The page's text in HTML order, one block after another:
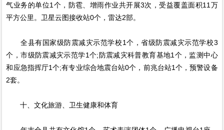
气业务的单位1个，防雹、增雨作业共开展3次，受益覆盖面积11万
平方公里。卫星云图接收站0个，雷达2部。
全县有国家级防震减灾示范学校1个，省级防震减灾示范学校3
个，市级防震减灾示范学1个;防震减灾科普教育基地1个，监测中心
和应急指挥厅1个;有专业综合地震台站0个，前兆台站1个，预警设备
2套。
十、文化旅游、卫生健康和体育